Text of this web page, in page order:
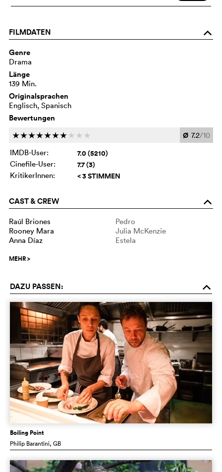
FILMDATEN o
Genre
Drama
Länge
139 Min.
Originalsprachen
Englisch, Spanisch
Bewertungen
ccccccc c c c Ø 7.2/10
IMDB-User:
7.0 (5210)
Cinefile-User: 7.7 (3)
KritikerInnen: < 3 STIMMEN
CAST & CREW o
Raúl Briones
Pedro
Rooney Mara
Julia McKenzie
Anna Díaz
Estela
MEHR>
DAZU PASSEN: o
Boiling Point
Philip Barantini, GB